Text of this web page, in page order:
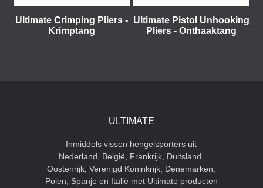
Ultimate Crimping Pliers -
Krimptang
Ultimate Pistol Unhooking
Pliers - Onthaaktang
ULTIMATE
Inmiddels vissen hengelsporters uit
Nederland, België, Frankrijk, Duitsland,
Oostenrijk, Verenigd Koninkrijk, Denemarken,
Polen, Spanje en Italië met Ultimate producten